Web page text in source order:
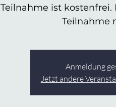
Teilnahme ist kostenfrei.
Teilnahme
Anmeldung
Jetzt andere